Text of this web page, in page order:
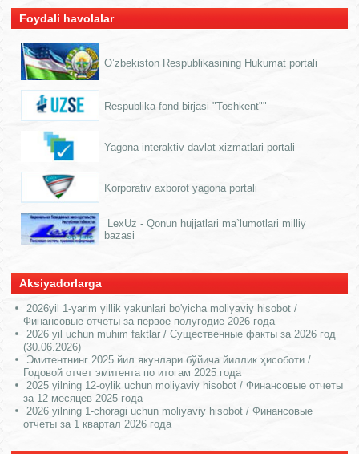
Foydali havolalar
O’zbekiston Respublikasining Hukumat portali
Respublika fond birjasi "Toshkent""
Yagona interaktiv davlat xizmatlari portali
Korporativ axborot yagona portali
LexUz - Qonun hujjatlari ma`lumotlari milliy
bazasi
Aksiyadorlarga
2026yil 1-yarim yillik yakunlari bo'yicha moliyaviy hisobot /
Финансовые отчеты за первое полугодие 2026 года
2026 yil uchun muhim faktlar / Существенные факты за 2026 год
(30.06.2026)
Эмитентнинг 2025 йил якунлари бўйича йиллик ҳисоботи /
Годовой отчет эмитента по итогам 2025 года
2025 yilning 12-oylik uchun moliyaviy hisobot / Финансовые отчеты
за 12 месяцев 2025 года
2026 yilning 1-choragi uchun moliyaviy hisobot / Финансовые
отчеты за 1 квартал 2026 года